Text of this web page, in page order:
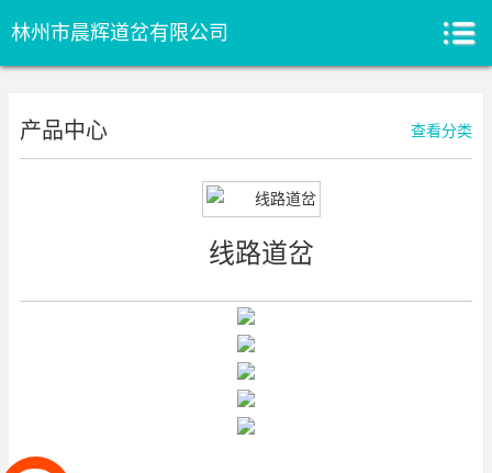
林州市晨辉道岔有限公司
产品中心 查看分类
线路道岔